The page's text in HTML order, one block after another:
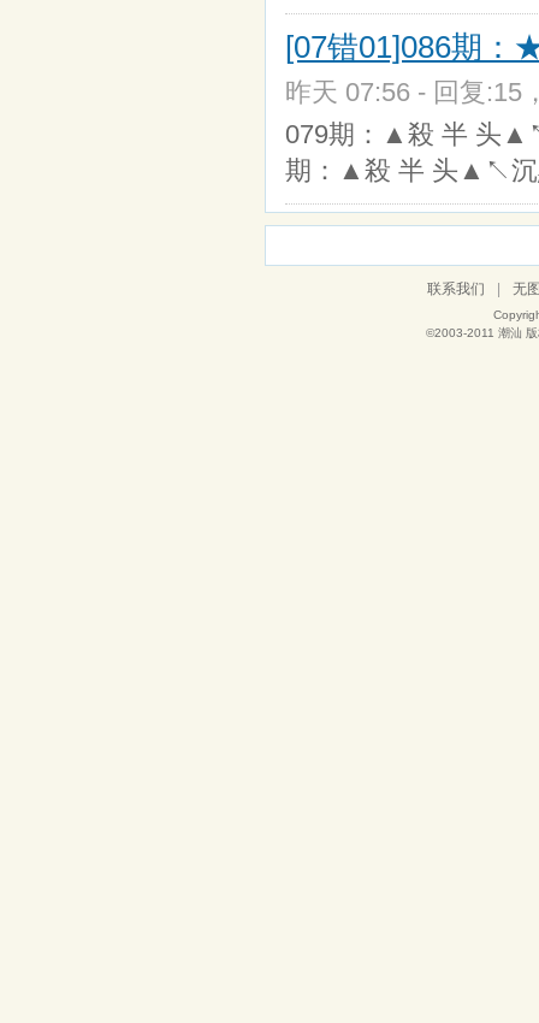
[07错01]086期
昨天 07:56 - 回复:15
079期：▲殺 半 头
期：▲殺 半 头▲↖沉
联系我们 无
©2003-2011 潮汕